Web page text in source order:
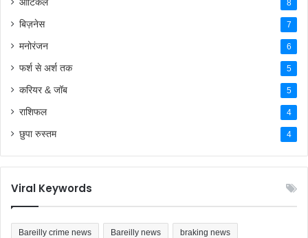
आर्टिकल 8
बिज़नेस 7
मनोरंजन 6
फर्श से अर्श तक 5
करियर & जॉब 5
राशिफल 4
छुपा रुस्तम 4
Viral Keywords
Bareilly crime news Bareilly news braking news